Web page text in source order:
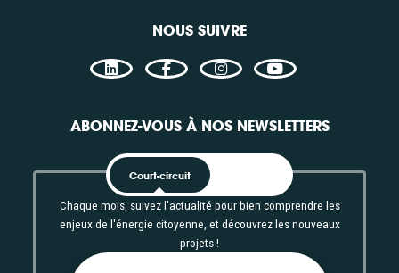
NOUS SUIVRE
ABONNEZ-VOUS À NOS NEWSLETTERS
Court-circuit
Chaque mois, suivez l'actualité pour bien comprendre les
enjeux de l'énergie citoyenne, et découvrez les nouveaux
projets !